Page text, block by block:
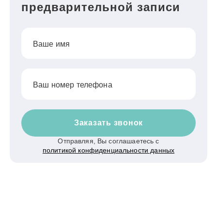
предварительной записи
Ваше имя
Ваш номер телефона
Заказать звонок
Отправляя, Вы соглашаетесь с
политикой конфиденциальности данных